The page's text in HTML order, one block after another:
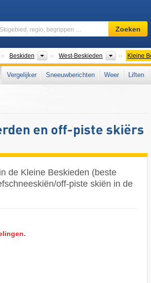
Skigebied,
regio,
…
Zoeken
Beskiden Bergketens
West-Beskieden Bergketens
Kleine
Vergelijker Sneeuwberichten Weer Liften
en off-piste skiërs
de Kleine Beskieden (beste
off-piste skiën in de